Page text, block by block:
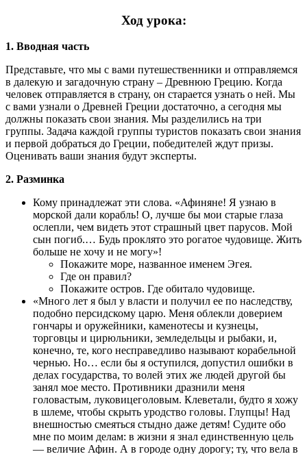
Ход урока:
1. Вводная часть
Представьте, что мы с вами путешественники и отправляемся
в далекую и загадочную страну – Древнюю Грецию. Когда
человек отправляется в страну, он старается узнать о ней. Мы
с вами узнали о Древней Греции достаточно, а сегодня мы
должны показать свои знания. Мы разделились на три
группы. Задача каждой группы туристов показать свои знания
и первой добраться до Греции, победителей ждут призы.
Оценивать ваши знания будут эксперты.
2. Разминка
Кому принадлежат эти слова. «Афиняне! Я узнаю в
морской дали корабль! О, лучше бы мои старые глаза
ослепли, чем видеть этот страшный цвет парусов. Мой
сын погиб.… Будь проклято это рогатое чудовище. Жить
больше не хочу и не могу»!
Покажите море, названное именем Эгея.
Где он правил?
Покажите остров. Где обитало чудовище.
«Много лет я был у власти и получил ее по наследству,
подобно персидскому царю. Меня облекли доверием
гончары и оружейники, каменотесы и кузнецы,
торговцы и цирюльники, земледельцы и рыбаки, и,
конечно, те, кого несправедливо называют корабельной
чернью. Но… если бы я оступился, допустил ошибки в
делах государства, то волей этих же людей другой бы
занял мое место. Противники дразнили меня
головастым, луковицеголовым. Клеветали, будто я хожу
в шлеме, чтобы скрыть уродство головы. Глупцы! Над
внешностью смеяться стыдно даже детям! Судите обо
мне по моим делам: в жизни я знал единственную цель
— величие Афин. А в городе одну дорогу; ту, что вела в